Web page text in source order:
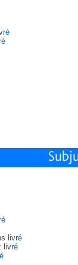
é
é
é
livré
livré